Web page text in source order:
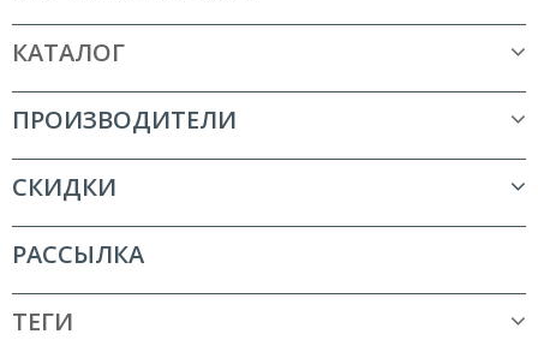
КАТАЛОГ
ПРОИЗВОДИТЕЛИ
СКИДКИ
РАССЫЛКА
ТЕГИ